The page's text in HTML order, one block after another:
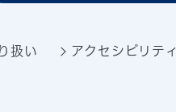
扱い アクセシビリテ